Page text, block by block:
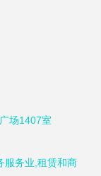
场1407室
服务业,租赁和商